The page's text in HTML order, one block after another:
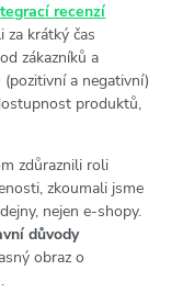
recenzí
za krátký čas
zákazníků a
a negativní)
produktů,
zdůraznili roli
zkoumali jsme
nejen e-shopy.
důvody
obraz o